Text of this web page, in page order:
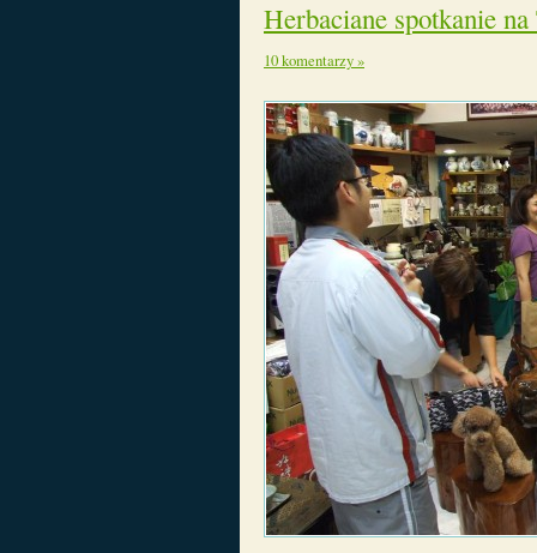
Herbaciane spotkanie
10 komentarzy »